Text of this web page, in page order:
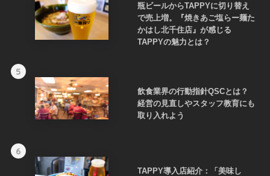
瓶ビールからTAPPYに切り替え
で売上増。『焼きあご塩らー麺た
かはし北千住店』が感じる
TAPPYの魅力とは？
5
飲食業界の行動指針QSCとは？
経営の見直しやスタッフ教育にも
取り入れよう
6
TAPPY導入店紹介：「美味し